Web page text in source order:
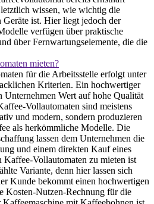
wissen, wie wichtig die
ist. Hier liegt jedoch der
verfügen über praktische
über Fernwartungselemente, die die
mieten?
für die Arbeitsstelle erfolgt unter
Kriterien. Ein hochwertiger
Unternehmen Wert auf hohe Qualität
Vollautomaten sind meistens
und modern, sondern produzieren
als herkömmliche Modelle. Die
lassen dem Unternehmen die
und einem direkten Kauf eines
Vollautomaten zu mieten ist
Variante, denn hier lassen sich
Kunde bekommt einen hochwertigen
Kosten-Nutzen-Rechnung für die